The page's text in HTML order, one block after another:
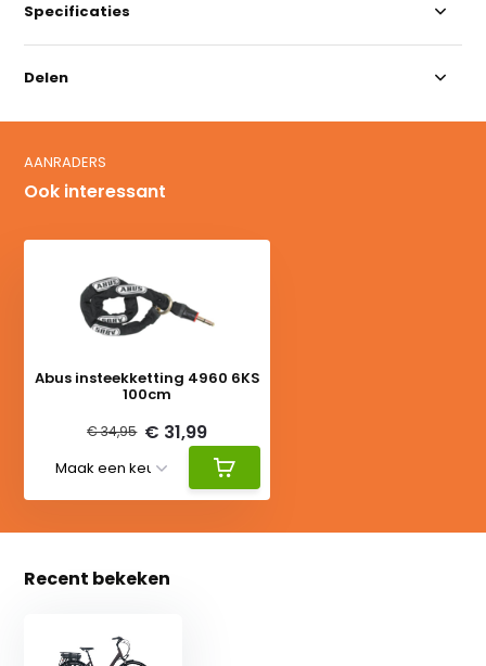
Specificaties
Delen
AANRADERS
Ook interessant
Abus insteekketting 4960 6KS
100cm
€ 34,95 € 31,99
Recent bekeken